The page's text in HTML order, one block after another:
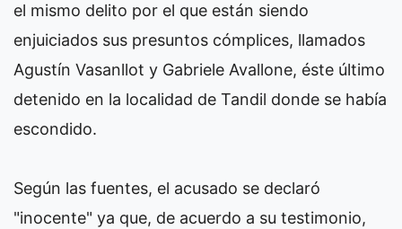
el mismo delito por el que están siendo
enjuiciados sus presuntos cómplices, llamados
Agustín Vasanllot y Gabriele Avallone, éste último
detenido en la localidad de Tandil donde se había
escondido.
Según las fuentes, el acusado se declaró
"inocente" ya que, de acuerdo a su testimonio,